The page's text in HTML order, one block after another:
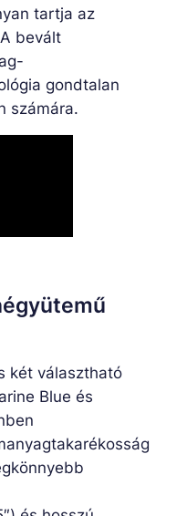
tartja az
bevált
gondtalan
számára.
két választható
Blue és